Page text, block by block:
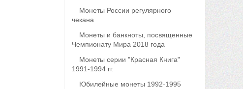
Монеты России регулярного
чекана
Монеты и банкноты, посвященные
Чемпионату Мира 2018 года
Монеты серии "Красная Книга"
1991-1994 гг.
Юбилейные монеты 1992-1995